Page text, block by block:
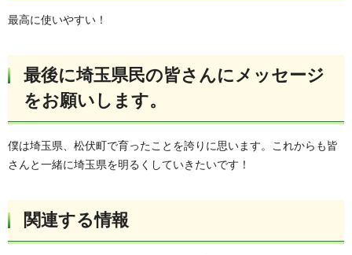
最高に使いやすい！
最後に埼玉県民の皆さんにメッセージ
をお願いします。
僕は埼玉県、松伏町で育ったことを誇りに思います。これからも皆
さんと一緒に埼玉県を明るくしていきたいです！
関連する情報